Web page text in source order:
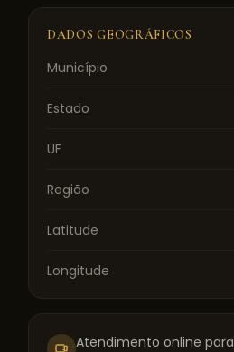
DADOS GEOGRÁFICOS
Município
Estado
UF
Região
Latitude
Longitude
Atendimento online para